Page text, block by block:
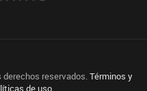
reservados.Términos y
de uso